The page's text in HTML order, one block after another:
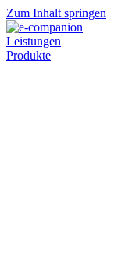
Zum Inhalt springen
Leistungen
Produkte